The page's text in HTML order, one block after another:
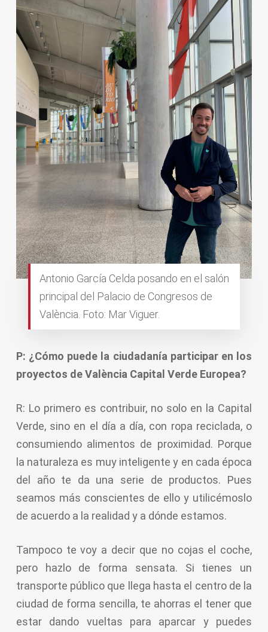
Antonio García Celda posando en el salón
principal del Palacio de Congresos de
València. Foto: Mar Viguer.
P: ¿Cómo puede la ciudadanía participar en los
proyectos de València Capital Verde Europea?
R: Lo primero es contribuir, no solo en la Capital
Verde, sino en el día a día, con ropa reciclada, o
consumiendo alimentos de proximidad. Porque
la naturaleza es muy inteligente y en cada época
del año te da una serie de productos. Pues
seamos más conscientes de ello y utilicémoslo
de acuerdo a la realidad y a dónde estamos.
Tampoco te voy a decir que no cojas el coche,
pero hazlo de forma sensata. Si tienes un
transporte público que llega hasta el centro de la
ciudad de forma sencilla, te ahorras el tener que
estar dando vueltas para aparcar y puedes